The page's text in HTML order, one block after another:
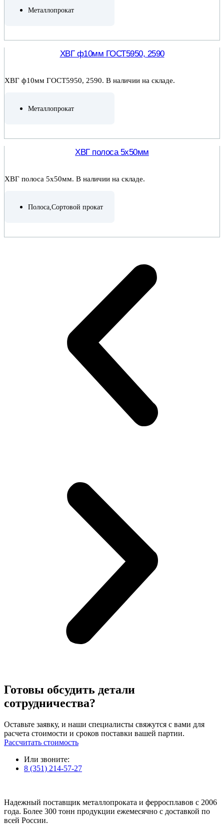
Металлопрокат
ХВГ ф10мм ГОСТ5950, 2590
ХВГ ф10мм ГОСТ5950, 2590. В наличии на складе.
Металлопрокат
ХВГ полоса 5х50мм
ХВГ полоса 5х50мм. В наличии на складе.
Полоса,Сортовой прокат
Готовы обсудить детали
сотрудничества?
Оставьте заявку, и наши специалисты свяжутся с вами для
расчета стоимости и сроков поставки вашей партии.
Рассчитать стоимость
Или звоните:
8 (351) 214-57-27
Надежный поставщик металлопроката и ферросплавов с 2006
года. Более 300 тонн продукции ежемесячно с доставкой по
всей России.